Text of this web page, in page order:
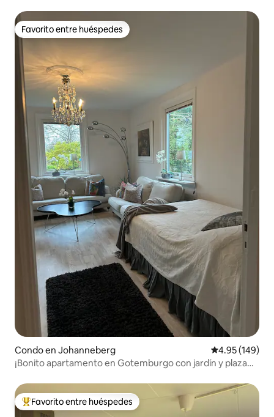
Favorito entre huéspedes
Favorito entre huéspedes
Condo en Johanneberg Calificación
4.95 (149)
¡Bonito apartamento en Gotemburgo con jardín y plaza
Favorito entre huéspedes preferido
Favorito entre huéspedes